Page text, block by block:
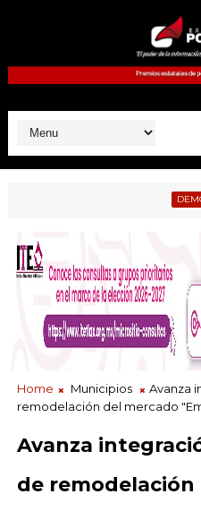
Home Municipios
Avanza
remodelación del mercado
Avanza
de